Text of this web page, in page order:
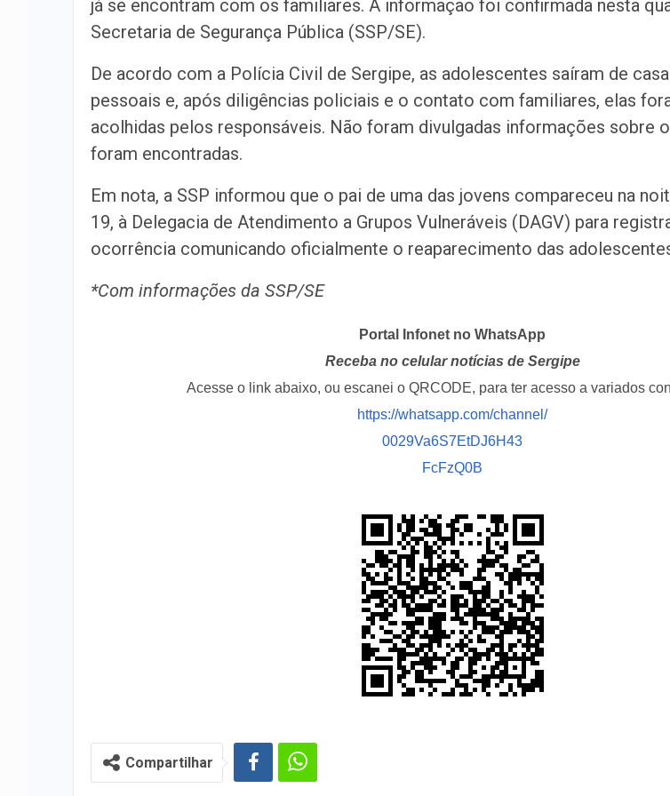
já se encontram com os familiares. A informação foi confirmada nesta
Secretaria de Segurança Pública (SSP/SE).
De acordo com a Polícia Civil de Sergipe, as adolescentes saíram de
pessoais e, após diligências policiais e o contato com familiares, elas
acolhidas pelos responsáveis. Não foram divulgadas informações sobre
foram encontradas.
Em nota, a SSP informou que o pai de uma das jovens compareceu na
19, à Delegacia de Atendimento a Grupos Vulneráveis (DAGV) para
ocorrência comunicando oficialmente o reaparecimento das
*Com informações da SSP/SE
Portal Infonet no WhatsApp
Receba no celular notícias de Sergipe
Acesse o link abaixo, ou escanei o QRCODE, para ter acesso a variados
https://whatsapp.com/channel/
0029Va6S7EtDJ6H43
FcFzQ0B
Compartilhar